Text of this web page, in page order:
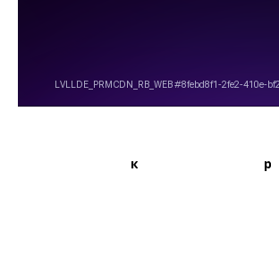
Рекомендуемые товары: